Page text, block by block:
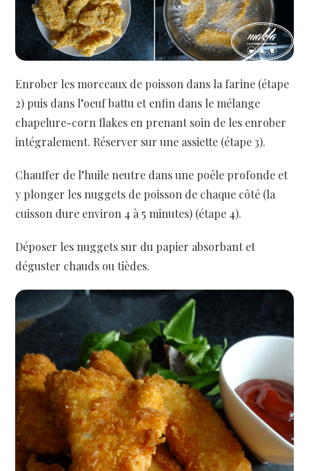
Enrober les morceaux de poisson dans la farine (étape
2) puis dans l’oeuf battu et enfin dans le mélange
chapelure-corn flakes en prenant soin de les enrober
intégralement. Réserver sur une assiette (étape 3).
Chauffer de l’huile neutre dans une poêle profonde et
y plonger les nuggets de poisson de chaque côté (la
cuisson dure environ 4 à 5 minutes) (étape 4).
Déposer les nuggets sur du papier absorbant et
déguster chauds ou tièdes.